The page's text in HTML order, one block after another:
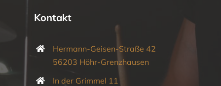
Kontakt
Hermann-Geisen-Straße 42
56203 Höhr-Grenzhausen
In der Grimmel 11